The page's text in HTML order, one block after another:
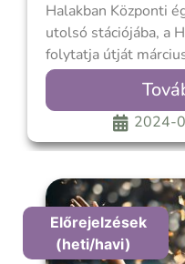
Halakban Központi
utolsó stációjába, a
folytatja útját
Halakban jár lezárul
napfordulóval indul
elindítanánk az új
lehetőséget
2024-
Előrejelzések
(heti/havi)